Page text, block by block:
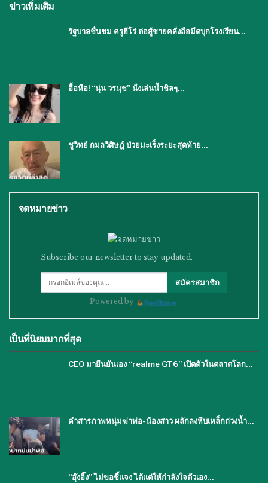
ข่าวเพิ่มเติม
รัฐบาลชื่นชม ครูฮีโร่ ต่อสู้ชายคลั่งถือมีดบุกโรงเรียน…
อื้อหือ! “นุ่น วรนุช” นั่งเล่นน้ำชิลๆ…
ชูวิทย์ กมลวิศิษฎ์ ป่วยมะเร็งระยะสุดท้าย…
จดหมายข่าว
Subscribe our newsletter to stay updated.
สมัครสมาชิก
Powered by
เป็นที่นิยมมากที่สุด
CEO มายืนยันเอง “realme GT6” เปิดตัวในตลาดโลก…
คำสารภาพหนุ่มฆ่าพ่อ-น้องสาว ผลักลงหีบเหล็กถ่วงน้ำ…
“อุ๊งอิ๊ง” ไม่ขอชี้แจง ได้แต่ให้กำลังใจตัวเอง…